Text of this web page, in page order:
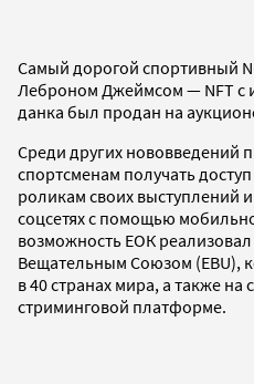
Самый дорогой спортивный
Леброном Джеймсом — NFT с
данка был продан на
Среди других нововведений
спортсменам получать
роликам своих выступлений
соцсетях с помощью
возможность ЕОК
Вещательным Союзом (EBU),
в 40 странах мира, а также
стриминговой платформе.